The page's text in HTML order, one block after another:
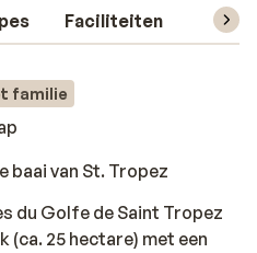
Faciliteiten
familie
baai van St. Tropez
du Golfe de Saint Tropez
(ca. 25 hectare) met een